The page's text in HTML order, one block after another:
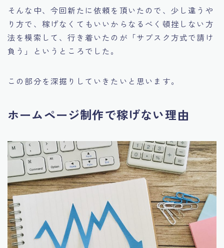
そんな中、今回新たに依頼を頂いたので、少し違うや
り方で、稼げなくてもいいからなるべく頓挫しない方
法を模索して、行き着いたのが「サブスク方式で請け
負う」というところでした。
この部分を深掘りしていきたいと思います。
ホームページ制作で稼げない理由